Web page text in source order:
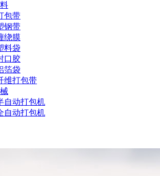
包带
钢带
绕膜
料袋
口胶
箔袋
维打包带
自动打包机
自动打包机